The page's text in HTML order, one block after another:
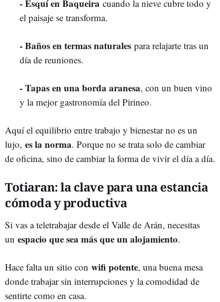
- Esquí en Baqueira cuando la nieve cubre todo y
el paisaje se transforma.
- Baños en termas naturales para relajarte tras un
día de reuniones.
- Tapas en una borda aranesa, con un buen vino
y la mejor gastronomía del Pirineo.
Aquí el equilibrio entre trabajo y bienestar no es un
lujo, es la norma. Porque no se trata solo de cambiar
de oficina, sino de cambiar la forma de vivir el día a día.
Totiaran: la clave para una estancia
cómoda y productiva
Si vas a teletrabajar desde el Valle de Arán, necesitas
un espacio que sea más que un alojamiento.
Hace falta un sitio con wifi potente, una buena mesa
donde trabajar sin interrupciones y la comodidad de
sentirte como en casa.